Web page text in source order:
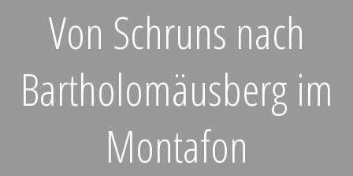
Von Schruns nach
Bartholomäusberg im
Montafon